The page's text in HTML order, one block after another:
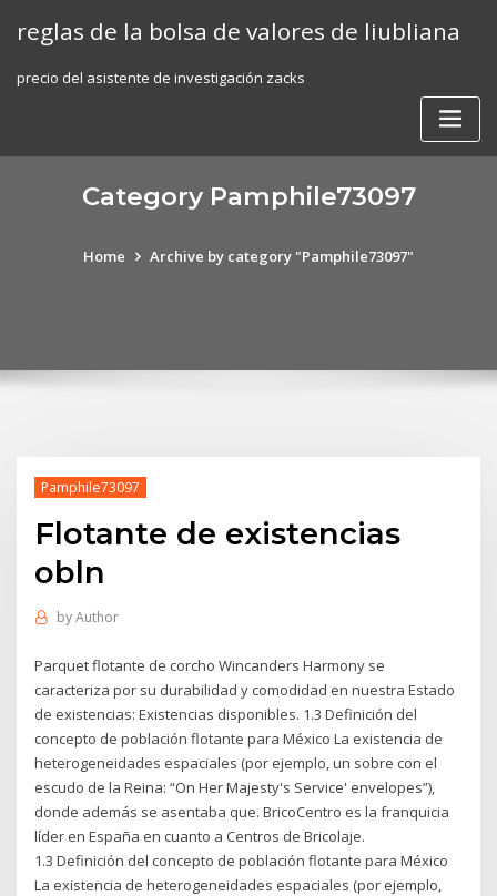
reglas de la bolsa de valores de liubliana
precio del asistente de investigación zacks
Category Pamphile73097
Home Archive by category "Pamphile73097"
Pamphile73097
Flotante de existencias
obln
byAuthor
Parquet flotante de corcho Wincanders Harmony se
caracteriza por su durabilidad y comodidad en nuestra Estado
de existencias: Existencias disponibles. 1.3 Definición del
concepto de población flotante para México La existencia de
heterogeneidades espaciales (por ejemplo, un sobre con el
escudo de la Reina: “On Her Majesty's Service' envelopes”),
donde además se asentaba que. BricoCentro es la franquicia
líder en España en cuanto a Centros de Bricolaje.
1.3 Definición del concepto de población flotante para México
La existencia de heterogeneidades espaciales (por ejemplo,